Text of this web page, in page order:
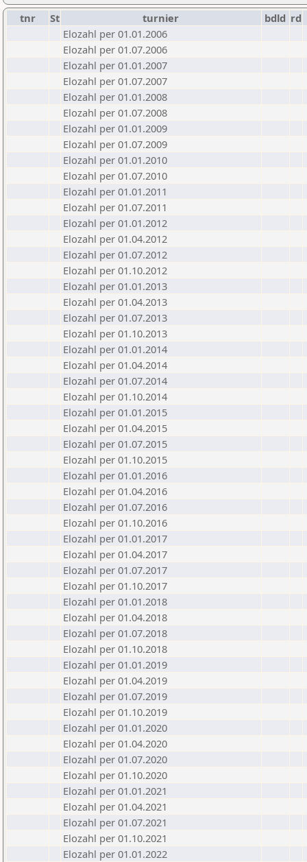
tnr St turnier bdld rd
Elozahl per 01.01.2006
Elozahl per 01.07.2006
Elozahl per 01.01.2007
Elozahl per 01.07.2007
Elozahl per 01.01.2008
Elozahl per 01.07.2008
Elozahl per 01.01.2009
Elozahl per 01.07.2009
Elozahl per 01.01.2010
Elozahl per 01.07.2010
Elozahl per 01.01.2011
Elozahl per 01.07.2011
Elozahl per 01.01.2012
Elozahl per 01.04.2012
Elozahl per 01.07.2012
Elozahl per 01.10.2012
Elozahl per 01.01.2013
Elozahl per 01.04.2013
Elozahl per 01.07.2013
Elozahl per 01.10.2013
Elozahl per 01.01.2014
Elozahl per 01.04.2014
Elozahl per 01.07.2014
Elozahl per 01.10.2014
Elozahl per 01.01.2015
Elozahl per 01.04.2015
Elozahl per 01.07.2015
Elozahl per 01.10.2015
Elozahl per 01.01.2016
Elozahl per 01.04.2016
Elozahl per 01.07.2016
Elozahl per 01.10.2016
Elozahl per 01.01.2017
Elozahl per 01.04.2017
Elozahl per 01.07.2017
Elozahl per 01.10.2017
Elozahl per 01.01.2018
Elozahl per 01.04.2018
Elozahl per 01.07.2018
Elozahl per 01.10.2018
Elozahl per 01.01.2019
Elozahl per 01.04.2019
Elozahl per 01.07.2019
Elozahl per 01.10.2019
Elozahl per 01.01.2020
Elozahl per 01.04.2020
Elozahl per 01.07.2020
Elozahl per 01.10.2020
Elozahl per 01.01.2021
Elozahl per 01.04.2021
Elozahl per 01.07.2021
Elozahl per 01.10.2021
Elozahl per 01.01.2022